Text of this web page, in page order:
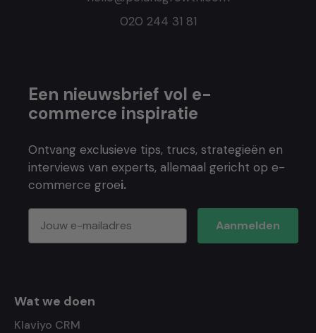
020 244 31 81
Een nieuwsbrief vol e-
commerce inspiratie
Ontvang exclusieve tips, trucs, strategieën en
interviews van experts, allemaal gericht op e-
commerce groei.
Aanmelden
Wat we doen
Klaviyo CRM